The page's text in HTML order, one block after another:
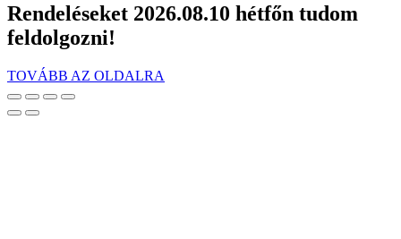
Rendeléseket 2026.08.10 hétfőn tudom
feldolgozni!
TOVÁBB AZ OLDALRA